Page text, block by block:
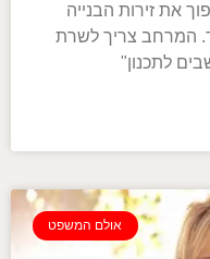
את זירות הבנייה
המרחב צריך לשרת
לתכנון"
אולם המשפט